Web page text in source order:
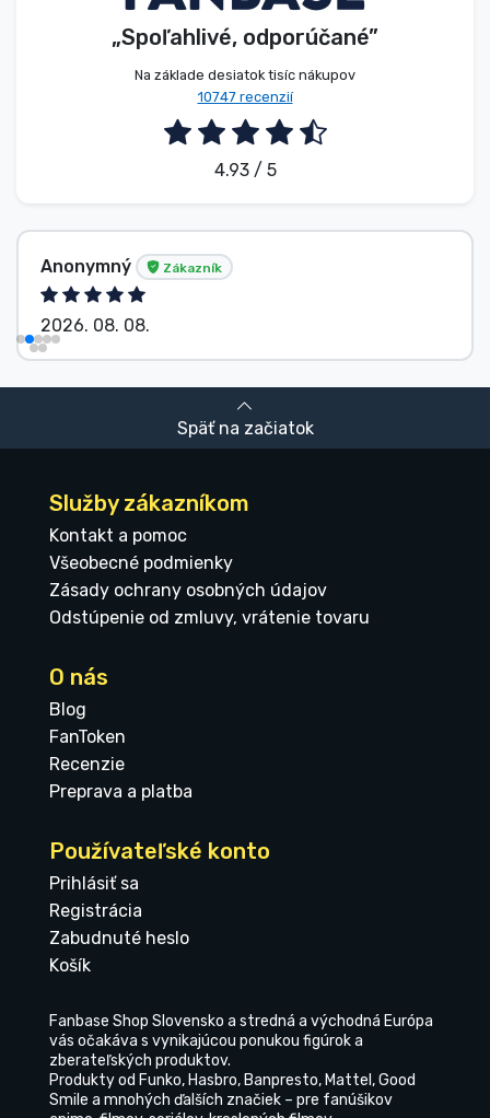
„Spoľahlivé, odporúčané”
Na základe desiatok tisíc nákupov
10747 recenzií
4.93 / 5
Anonymný Zákazník
2026. 08. 08.
Späť na začiatok
Služby zákazníkom
Kontakt a pomoc
Všeobecné podmienky
Zásady ochrany osobných údajov
Odstúpenie od zmluvy, vrátenie tovaru
O nás
Blog
FanToken
Recenzie
Preprava a platba
Používateľské konto
Prihlásiť sa
Registrácia
Zabudnuté heslo
Košík
Fanbase Shop Slovensko a stredná a východná Európa
vás očakáva s vynikajúcou ponukou figúrok a
zberateľských produktov.
Produkty od Funko, Hasbro, Banpresto, Mattel, Good
Smile a mnohých ďalších značiek – pre fanúšikov